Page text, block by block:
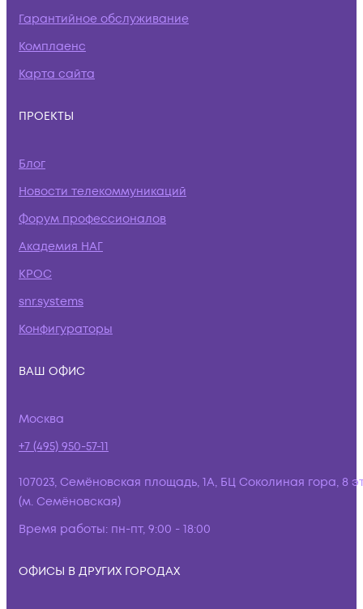
Гарантийное обслуживание
Комплаенс
Карта сайта
ПРОЕКТЫ
Блог
Новости телекоммуникаций
Форум профессионалов
Академия НАГ
КРОС
snr.systems
Конфигураторы
ВАШ ОФИС
Москва
+7 (495) 950-57-11
107023, Семёновская площадь, 1А, БЦ Соколиная гора, 8
(м. Семёновская)
Время работы: пн-пт, 9:00 - 18:00
ОФИСЫ В ДРУГИХ ГОРОДАХ